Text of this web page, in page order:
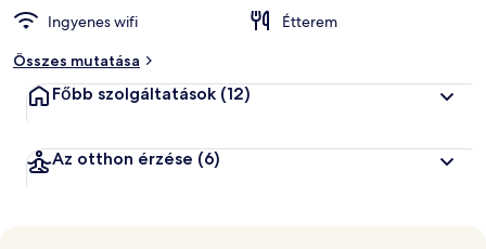
Ingyenes wifi
Étterem
Összes mutatása
Főbb szolgáltatások (12)
Az otthon érzése (6)